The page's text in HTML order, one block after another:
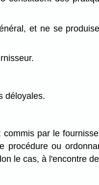
et ne se
déloyales.
par le
ou
le cas, à l'encontre